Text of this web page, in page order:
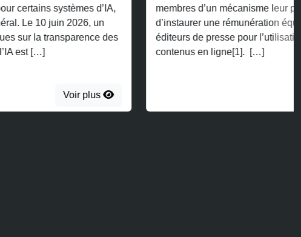
membres d’un mécanisme leur permettant
d’instaurer une rémunération équitable des
éditeurs de presse pour l’utilisation de leurs
contenus en ligne[1]. […]